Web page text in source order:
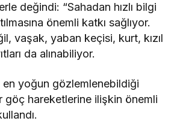
değindi: “Sahadan hızlı bilgi
önemli katkı sağlıyor.
vaşak, yaban keçisi, kurt, kızıl
da alınabiliyor.
yoğun gözlemlenebildiği
göç hareketlerine ilişkin önemli